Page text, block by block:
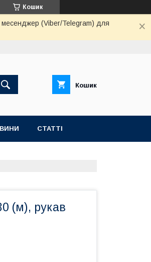
Кошик
месенджер (Viber/Telegram) для
Кошик
СТАТТІ
(м), рукав